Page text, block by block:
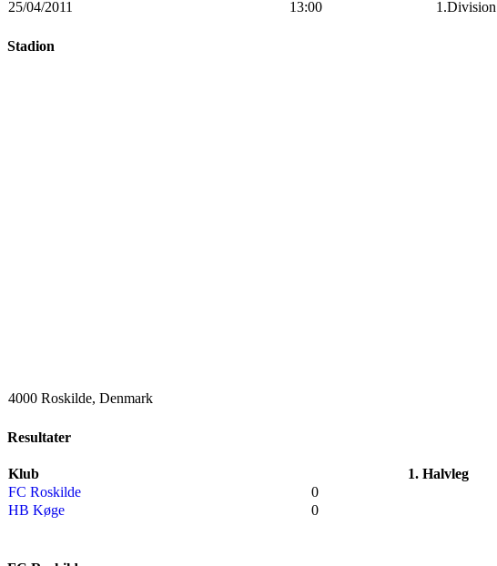
25/04/2011
13:00 1.Division
Stadion
4000 Roskilde, Denmark
Resultater
Klub 1. Halvleg
FC Roskilde
0
HB Køge
0